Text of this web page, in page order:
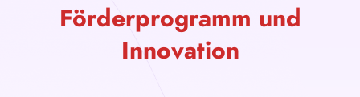
Förderprogramm und
Innovation